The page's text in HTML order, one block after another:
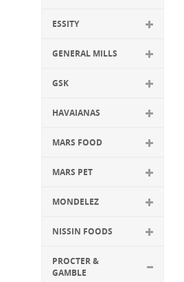
ESSITY
GENERAL MILLS
GSK
HAVAIANAS
MARS FOOD
MARS PET
MONDELEZ
NISSIN FOODS
PROCTER &
GAMBLE